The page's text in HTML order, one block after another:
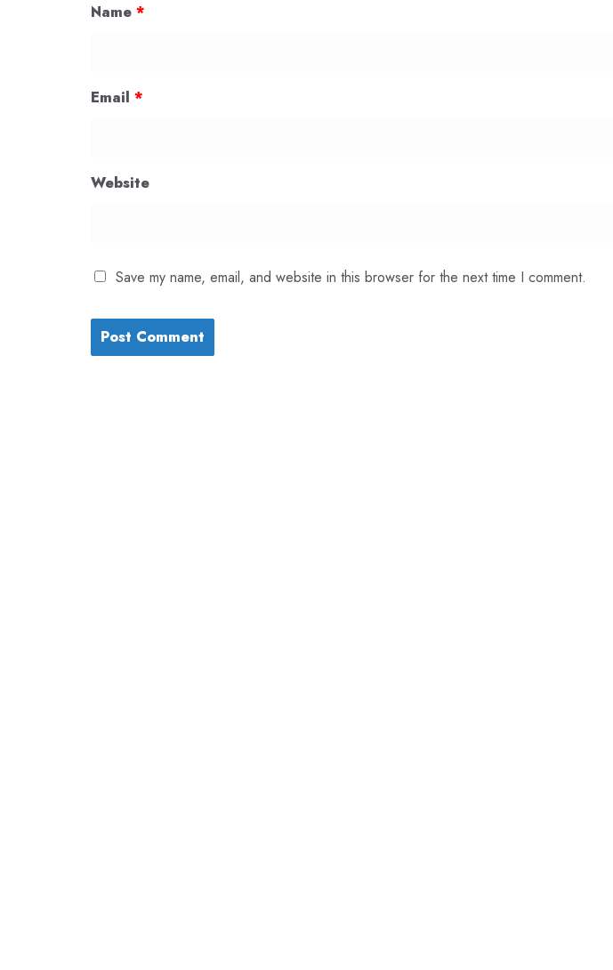
Name *
Email *
Website
Save my name, email, and website in this browser for the next time I comment.